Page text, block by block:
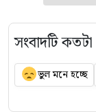
সংবাদটি
ভুল মনে হচ্ছে